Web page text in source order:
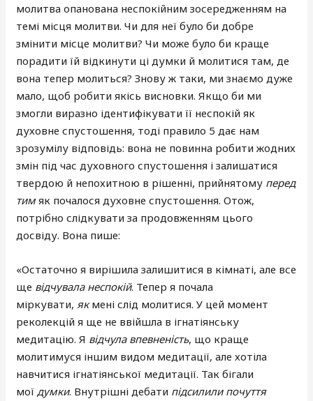
молитва опанована неспокійним зосередженням на
темі місця молитви. Чи для неї було би добре
змінити місце молитви? Чи може було би краще
порадити їй відкинути ці думки й молитися там, де
вона тепер молиться? Знову ж таки, ми знаємо дуже
мало, щоб робити якісь висновки. Якщо би ми
змогли виразно ідентифікувати її неспокій як
духовне спустошення, тоді правило 5 дає нам
зрозумілу відповідь: вона не повинна робити жодних
змін під час духовного спустошення і залишатися
твердою й непохитною в рішенні, прийнятому перед
тимяк почалося духовне спустошення. Отож,
потрібно слідкувати за продовженням цього
досвіду. Вона пише:
«Остаточно я вирішила залишитися в кімнаті, але все
ще відчувала неспокій. Тепер я почала
міркувати,якмені слід молитися. У цей момент
реколекцій я ще не ввійшла в ігнатіянську
медитацію. Я відчула впевненість, що краще
молитимуся іншим видом медитації, але хотіла
навчитися ігнатіянської медитації. Так бігали
моїдумки. Внутрішні дебати підсилили почуття